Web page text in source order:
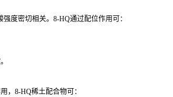
度密切相关。8-HQ通过配位作用可：
，8-HQ稀土配合物可：